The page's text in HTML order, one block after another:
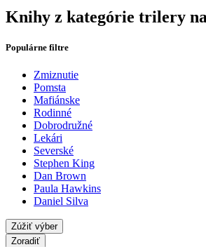
Knihy z kategórie trilery
Populárne filtre
Zmiznutie
Pomsta
Mafiánske
Rodinné
Dobrodružné
Lekári
Severské
Stephen King
Dan Brown
Paula Hawkins
Daniel Silva
Zúžiť výber
Zoradiť